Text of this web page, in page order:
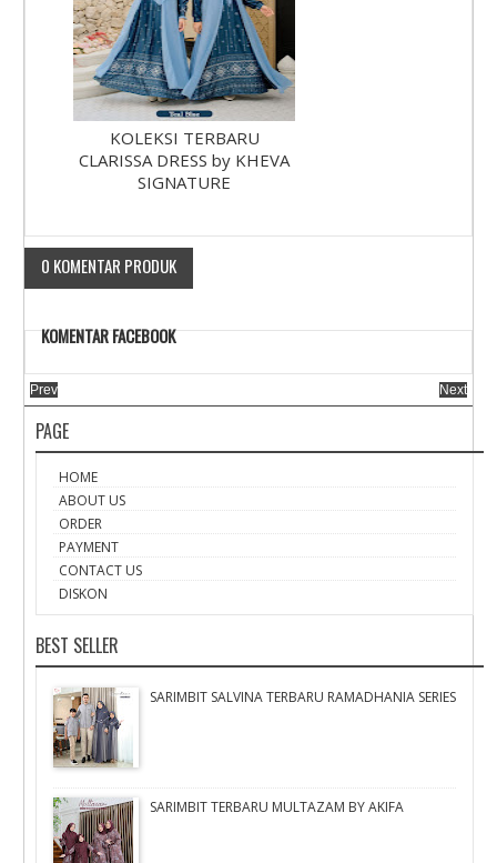
KOLEKSI TERBARU
CLARISSA DRESS by KHEVA
SIGNATURE
0 KOMENTAR PRODUK
KOMENTAR FACEBOOK
Prev Next
PAGE
HOME
ABOUT US
ORDER
PAYMENT
CONTACT US
DISKON
BEST SELLER
SARIMBIT SALVINA TERBARU RAMADHANIA SERIES
SARIMBIT TERBARU MULTAZAM BY AKIFA